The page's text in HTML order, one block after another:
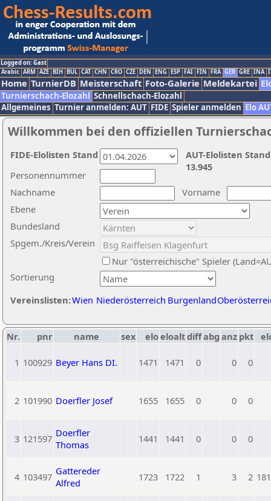
Logged on: Gast
Arabic ARM AZE BIH BUL CAT CHN CRO CZE DEN ENG ESP FAI FIN FRA GER GRE INA
Home TurnierDB Meisterschaft Foto-Galerie Meldekartei
Turnierschach-Elozahl Schnellschach-Elozahl
Allgemeines Turnier anmelden: AUT FIDE Spieler anmelden Elo
Willkommen bei den offiziellen
Nachname
Vorname
Ebene
Sortierung
Personennummer
Bundesland
Spgem./Kreis/Verein
Nur "österreichische" Spieler
Vereinslisten:Wien Niederösterreich Burgenland
AUT-Elolisten
13.945
FIDE-Elolisten Stand
Nr. pnr name sex eloeloaltdiffabg anz pkt
1 100929 Beyer Hans DI. 1471 1471 0 0 0
2 101990 Doerfler Josef 1655 1655 0 0 0
3 121597 Doerfler
Thomas
1441 1441 0 0 0
4 103497 Gattereder
Alfred
1723 1722 1 3 2